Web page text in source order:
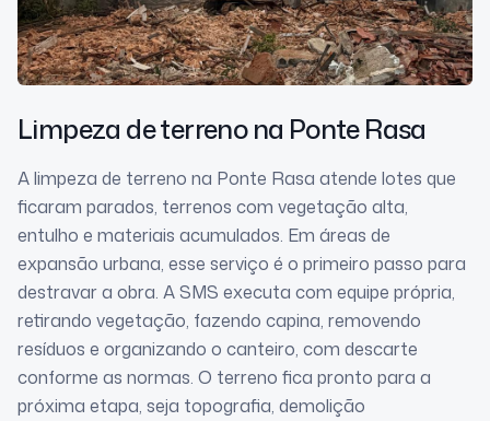
Limpeza de terrenona Ponte Rasa
A limpeza de terreno na Ponte Rasa atende lotes que
ficaram parados, terrenos com vegetação alta,
entulho e materiais acumulados. Em áreas de
expansão urbana, esse serviço é o primeiro passo para
destravar a obra. A SMS executa com equipe própria,
retirando vegetação, fazendo capina, removendo
resíduos e organizando o canteiro, com descarte
conforme as normas. O terreno fica pronto para a
próxima etapa, seja topografia, demolição